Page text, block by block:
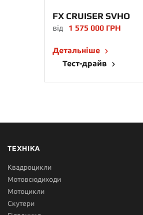
FX CRUISER SVHO
від 1 575 000 ГРН
Детальніше
Тест-драйв
ТЕХНІКА
Квадроцикли
Мотовсюдиходи
Мотоцикли
Скутери